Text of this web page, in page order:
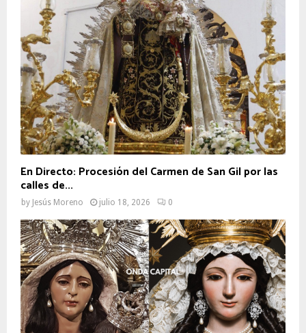
En Directo: Procesión del Carmen de San Gil por las
calles de...
by Jesús Moreno julio 18, 2026 0